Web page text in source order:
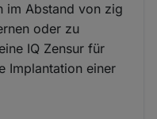
im Abstand von zig
oder zu
IQ Zensur für
Implantation einer